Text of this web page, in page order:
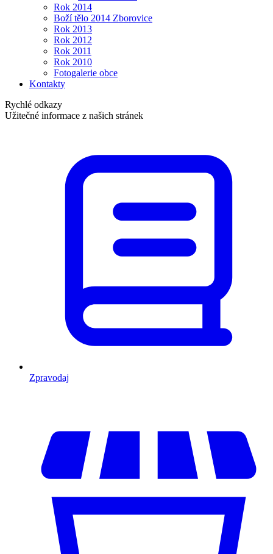
Rok 2014
Boží tělo 2014 Zborovice
Rok 2013
Rok 2012
Rok 2011
Rok 2010
Fotogalerie obce
Kontakty
Rychlé odkazy
Užitečné informace z našich stránek
Zpravodaj